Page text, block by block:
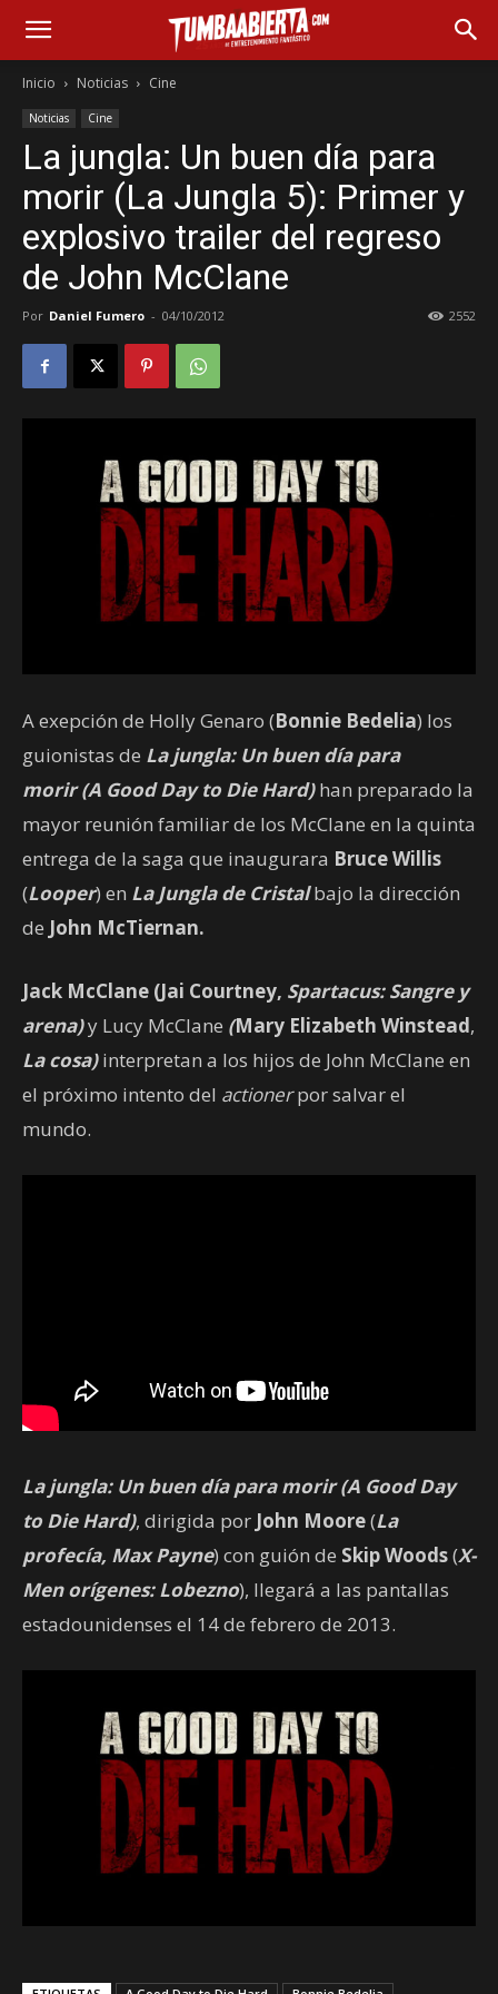
Inicio Noticias Cine
Noticias Cine
La jungla: Un buen día para
morir (La Jungla 5): Primer y
explosivo trailer del regreso
de John McClane
Por Daniel Fumero - 04/10/2012 2552
A exepción de Holly Genaro (Bonnie Bedelia) los
guionistas de La jungla: Un buen día para
morir (A Good Day to Die Hard) han preparado la
mayor reunión familiar de los McClane en la quinta
entrega de la saga que inaugurara Bruce Willis
(Looper) en La Jungla de Cristalbajo la dirección
de John McTiernan.
Jack McClane (Jai Courtney, Spartacus: Sangre y
arena)y Lucy McClane (Mary Elizabeth Winstead,
La cosa)interpretan a los hijos de John McClane en
el próximo intento del actionerpor salvar el
mundo.
La jungla: Un buen día para morir (A Good Day
to Die Hard), dirigida por John Moore(La
profecía, Max Payne) con guión de Skip Woods(X-
Men orígenes: Lobezno), llegará a las pantallas
estadounidenses el 14 de febrero de 2013.